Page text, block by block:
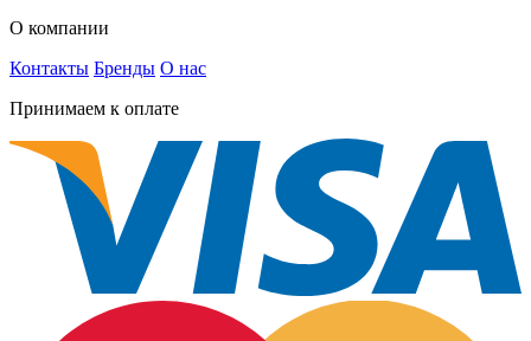
О компании
Контакты Бренды О нас
Принимаем к оплате